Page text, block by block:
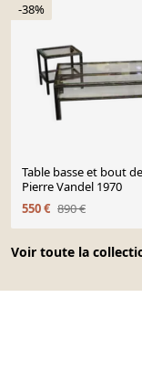
Voir toute la
-38%
Table basse et bout
Pierre Vandel 1970
550 € 890 €